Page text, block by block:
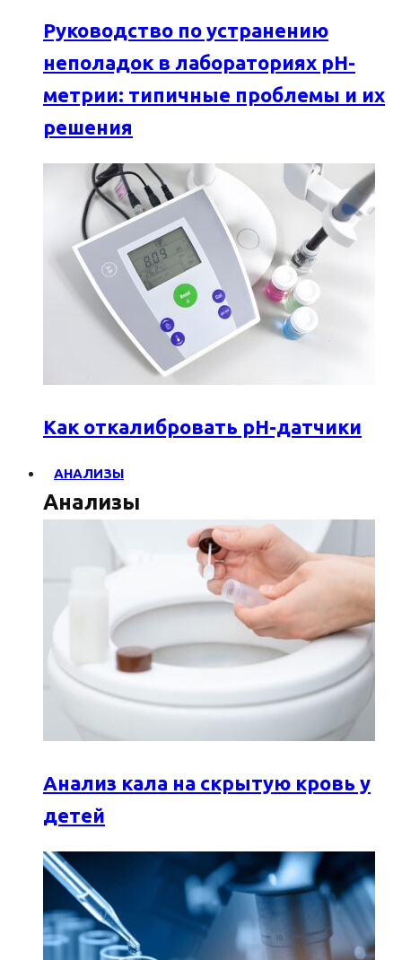
Руководство по устранению
неполадок в лабораториях pH-
метрии: типичные проблемы и их
решения
Как откалибровать pH-датчики
АНАЛИЗЫ
Анализы
Анализ кала на скрытую кровь у
детей